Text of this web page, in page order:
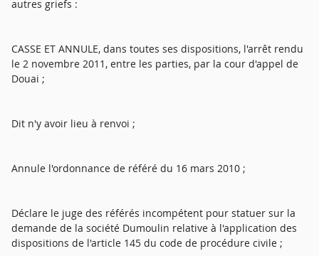
autres griefs :
CASSE ET ANNULE, dans toutes ses dispositions, l'arrêt rendu
le 2 novembre 2011, entre les parties, par la cour d'appel de
Douai ;
Dit n'y avoir lieu à renvoi ;
Annule l'ordonnance de référé du 16 mars 2010 ;
Déclare le juge des référés incompétent pour statuer sur la
demande de la société Dumoulin relative à l'application des
dispositions de l'article 145 du code de procédure civile ;